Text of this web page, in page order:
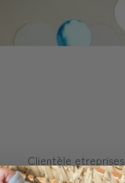
Clientèle etreprises